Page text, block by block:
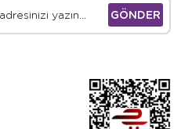
GÖNDER